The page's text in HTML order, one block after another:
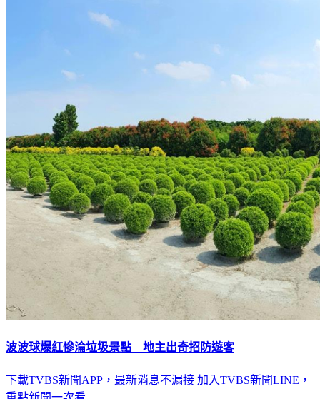
波波球爆紅慘淪垃圾景點 地主出奇招防遊客
下載TVBS新聞APP，最新消息不漏接 加入TVBS新聞LINE，